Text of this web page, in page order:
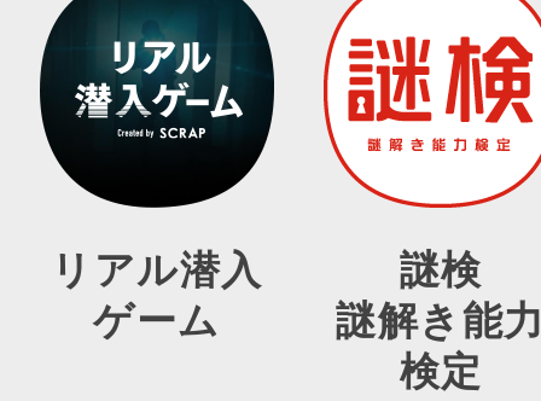
リアル潜入
ゲーム
謎検
謎解き能
検定